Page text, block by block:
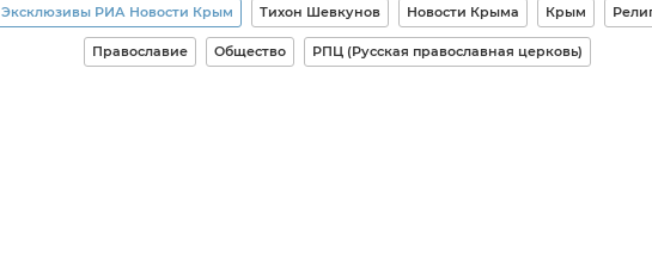
Эксклюзивы РИА Новости Крым Тихон Шевкунов Новости Крыма Крым
Православие Общество РПЦ (Русская православная церковь)